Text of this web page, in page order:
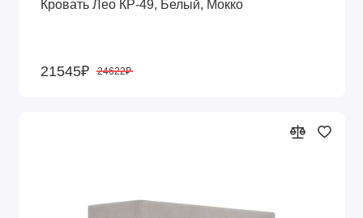
Кровать Лео КР-49, Белый, Мокко
21545₽ 24622₽